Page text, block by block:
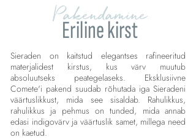
Pakendamine
Eriline kirst
Sieraden on kaitstud elegantses rafineeritud
materjalidest kirstus, kus värv muutub
absoluutseks peategelaseks. Eksklusiivne
Comete'i pakend suudab rõhutada iga Sieradeni
väärtuslikkust, mida see sisaldab. Rahulikkus,
rahulikkus ja pehmus on tunded, mida annab
edasi indigovärv ja väärtuslik samet, millega need
on kaetud.